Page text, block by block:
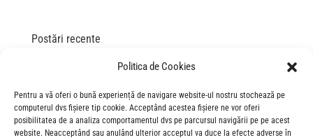
Politica de Cookies
Pentru a vă oferi o bună experiență de navigare website-ul nostru stochează pe
computerul dvs fișiere tip cookie. Acceptând acestea fișiere ne vor oferi
posibilitatea de a analiza comportamentul dvs pe parcursul navigării pe pe acest
website. Neacceptând sau anulând ulterior acceptul va duce la efecte adverse în
Postări recente
„Spre infinit și dincolo de el!” – gala de lansare Povestea
„This is the way”: gala de lansare în România a filmului „The
Mandalorian and Grogu”
“The Mandalorian and Grogu”: asta e calea… către